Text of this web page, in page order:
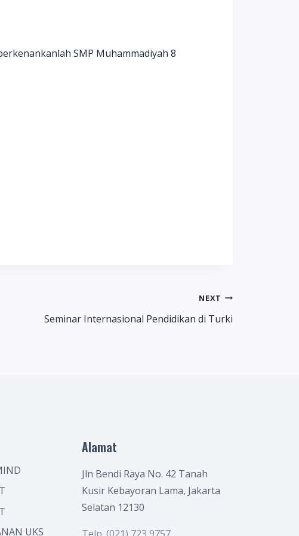
SMP Muhammadiyah 8
NEXT
Seminar Internasional Pendidikan di Turki
UKS
Alamat
Jln Bendi Raya No. 42 Tanah
Kusir Kebayoran Lama, Jakarta
Selatan 12130